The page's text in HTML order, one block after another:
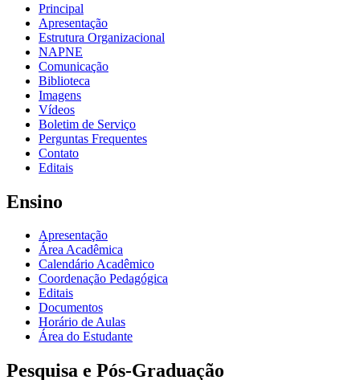
Principal
Apresentação
Estrutura Organizacional
NAPNE
Comunicação
Biblioteca
Imagens
Vídeos
Boletim de Serviço
Perguntas Frequentes
Contato
Editais
Ensino
Apresentação
Área Acadêmica
Calendário Acadêmico
Coordenação Pedagógica
Editais
Documentos
Horário de Aulas
Área do Estudante
Pesquisa e Pós-Graduação